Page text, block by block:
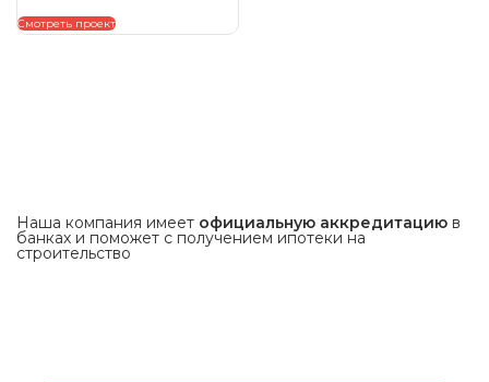
Смотреть проект
Наша компания имеет официальную аккредитацию в
банках и поможет с получением ипотеки на
строительство